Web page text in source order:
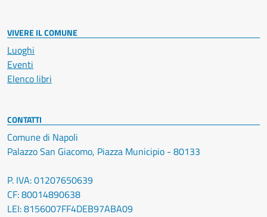
VIVERE IL COMUNE
Luoghi
Eventi
Elenco libri
CONTATTI
Comune di Napoli
Palazzo San Giacomo, Piazza Municipio - 80133
P. IVA: 01207650639
CF: 80014890638
LEI: 8156007FF4DEB97ABA09